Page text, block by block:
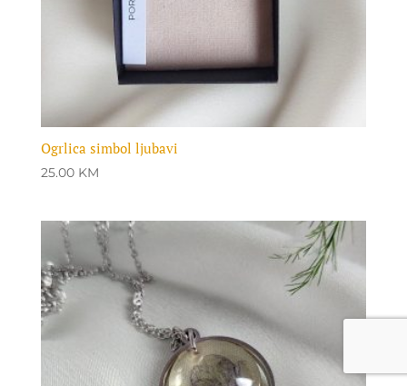
Ogrlica simbol ljubavi
25.00 KM